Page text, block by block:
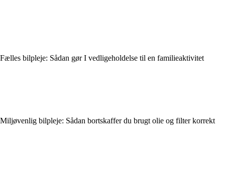
Fælles bilpleje: Sådan gør I vedligeholdelse til en familieaktivitet
Miljøvenlig bilpleje: Sådan bortskaffer du brugt olie og filter korrekt